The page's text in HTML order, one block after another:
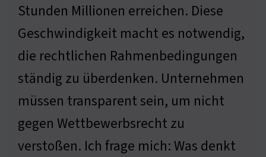
Stunden Millionen erreichen. Diese
Geschwindigkeit macht es notwendig,
die rechtlichen Rahmenbedingungen
ständig zu überdenken. Unternehmen
müssen transparent sein, um nicht
gegen Wettbewerbsrecht zu
verstoßen. Ich frage mich: Was denkt